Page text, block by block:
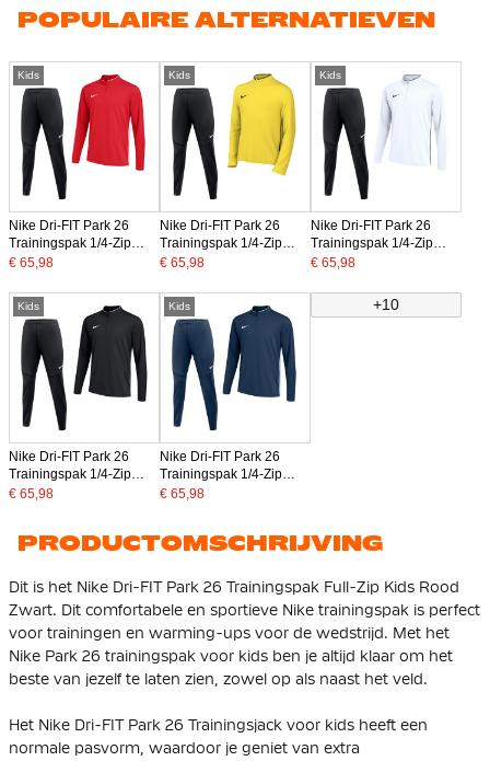
POPULAIRE ALTERNATIEVEN
Kids
Nike Dri-FIT Park 26
Trainingspak 1/4-Zip
Kids Rood Zwart
€ 65,98
Kids
Nike Dri-FIT Park 26
Trainingspak 1/4-Zip
Kids Geel Zwart
€ 65,98
Kids
Nike Dri-FIT Park 26
Trainingspak 1/4-Zip
Kids Wit Zwart
€ 65,98
Kids
Nike Dri-FIT Park 26
Trainingspak 1/4-Zip
Kids Zwart Wit
€ 65,98
Kids
Nike Dri-FIT Park 26
Trainingspak 1/4-Zip
Kids Donkerblauw Wit
€ 65,98
+10
PRODUCTOMSCHRIJVING
Dit is het Nike Dri-FIT Park 26 Trainingspak Full-Zip Kids Rood
Zwart. Dit comfortabele en sportieve Nike trainingspak is perfect
voor trainingen en warming-ups voor de wedstrijd. Met het
Nike Park 26 trainingspak voor kids ben je altijd klaar om het
beste van jezelf te laten zien, zowel op als naast het veld.
Het Nike Dri-FIT Park 26 Trainingsjack voor kids heeft een
normale pasvorm, waardoor je geniet van extra